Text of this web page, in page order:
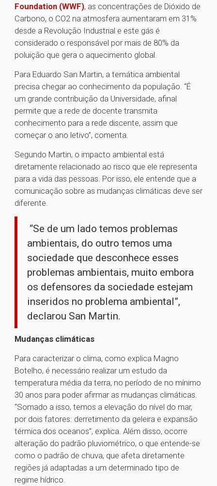
Foundation (WWF), as concentrações de Dióxido de
Carbono, o CO2 na atmosfera aumentaram em 31%
desde a Revolução Industrial e este gás é
considerado o responsável por mais de 80% da
poluição que gera o aquecimento global.
Para Eduardo San Martin, a temática ambiental
precisa chegar ao conhecimento da população. “É
um grande contribuição da Universidade, afinal
permite que a rede de docente transmita
conhecimento para a rede discente, assim que
começar o ano letivo”, comenta.
Segundo Martin, o impacto ambiental está
diretamente relacionado ao risco que ele representa
para a vida das pessoas. Por isso, ele entende que a
comunicação sobre as mudanças climáticas deve ser
diferente.
“Se de um lado temos problemas
ambientais, do outro temos uma
sociedade que desconhece esses
problemas ambientais, muito embora
os defensores da sociedade estejam
inseridos no problema ambiental”,
declarou San Martin.
Mudanças climáticas
Para caracterizar o clima, como explica Magno
Botelho, é necessário realizar um estudo da
temperatura média da terra, no período de no mínimo
30 anos para poder afirmar as mudanças climáticas.
“Somado a isso, temos a elevação do nível do mar,
por dois fatores: derretimento da geleira e expansão
térmica dos oceanos”, explica. Além disso, ocorre
alteração do padrão pluviométrico, o que entende-se
como o padrão de chuva, que afeta diretamente
regiões já adaptadas a um determinado tipo de
regime hídrico.